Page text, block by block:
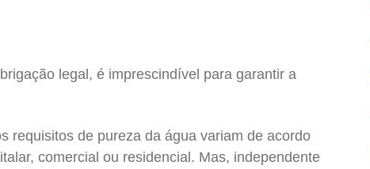
legal, é imprescindível para garantir a
requisitos de pureza da água variam de acordo
comercial ou residencial. Mas, independente